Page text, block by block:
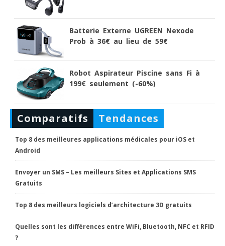
Batterie Externe UGREEN Nexode
Prob à 36€ au lieu de 59€
Robot Aspirateur Piscine sans Fi à
199€ seulement (-60%)
Comparatifs Tendances
Top 8 des meilleures applications médicales pour iOS et
Android
Envoyer un SMS – Les meilleurs Sites et Applications SMS
Gratuits
Top 8 des meilleurs logiciels d’architecture 3D gratuits
Quelles sont les différences entre WiFi, Bluetooth, NFC et RFID
?